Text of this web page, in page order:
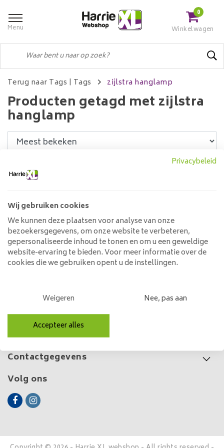
Menu
0
Winkelwagen
Terug naar Tags | Tags zijlstra hanglamp
Producten getagd met zijlstra
hanglamp
Hanglamp 1L Rocky
Chromed
89,95
Klantenservice
Mijn account
Categorieën
Contactgegevens
Volg ons
Privacybeleid
Wij gebruiken cookies
We kunnen deze plaatsen voor analyse van onze
bezoekersgegevens, om onze website te verbeteren,
gepersonaliseerde inhoud te tonen en om u een geweldige
website-ervaring te bieden. Voor meer informatie over de
cookies die we gebruiken opent u de instellingen.
Weigeren Nee, pas aan
Accepteer alles